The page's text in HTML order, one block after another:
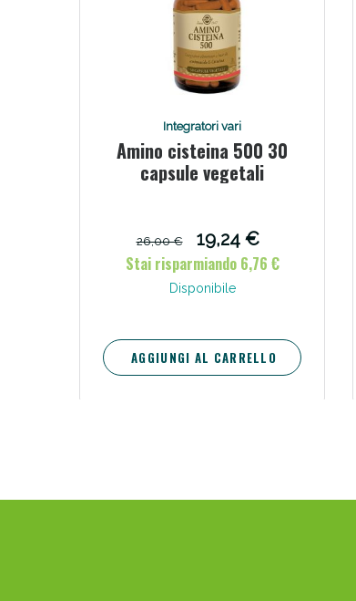
Integratori vari
Amino cisteina 500 30
capsule vegetali
26,00 €
19,24 €
Stai risparmiando 6,76 €
Disponibile
AGGIUNGI AL CARRELLO